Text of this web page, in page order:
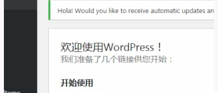
栏